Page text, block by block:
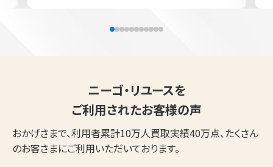
ニーゴ・リユースを
ご利用されたお客様の声
おかげさまで、利用者累計10万人買取実績40万点、たくさん
のお客さまにご利用いただいております。